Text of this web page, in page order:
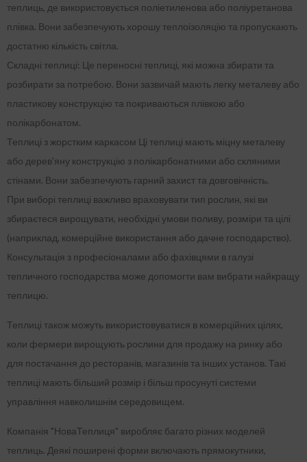
теплиць, де використовується поліетиленова або поліуретанова
плівка. Вони забезпечують хорошу теплоізоляцію та пропускають
достатню кількість світла.
Складні теплиці: Це переносні теплиці, які можна збирати та
розбирати за потребою. Вони зазвичай мають легку металеву або
пластикову конструкцію та покриваються плівкою або
полікарбонатом.
Теплиці з жорстким каркасом Ці теплиці мають міцну металеву
або дерев'яну конструкцію з полікарбонатними або скляними
стінами. Вони забезпечують гарний захист та довговічність.
При виборі теплиці важливо враховувати тип рослин, які ви
збираєтеся вирощувати, необхідні умови поливу, розміри та цілі
(наприклад, комерційне використання або дачне господарство).
Консультація з професіоналами або фахівцями в галузі
тепличного господарства може допомогти вам вибрати найкращу
теплицю.
Теплиці також можуть використовуватися в комерційних цілях,
коли фермери вирощують рослини для продажу на ринку або
для постачання до ресторанів, магазинів та інших установ. Такі
теплиці мають більший розмір і більш просунуті системи
управління навколишнім середовищем.
Компанія "НоваТеплиця" виробляє багато різних моделей
теплиць. Деякі поширені форми включають прямокутники,